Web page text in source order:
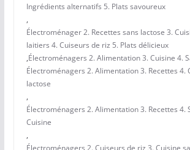
Ingrédients alternatifs 5. Plats savoureux
,
Électroménager 2. Recettes sans lactose 3.
laitiers 4. Cuiseurs de riz 5. Plats délicieux
,Électroménagers 2. Alimentation 3. Cuisine 4.
Électroménagers 2. Alimentation 3. Recettes 4.
lactose
,
Électroménagers 2. Alimentation 3. Recettes 4.
Cuisine
,
Électroménagers 2. Cuiseurs de riz 3. Cuisine